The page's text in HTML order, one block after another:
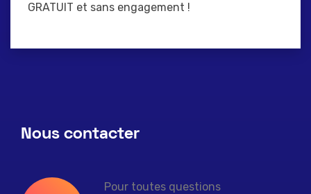
GRATUIT et sans engagement !
Nous contacter
Pour toutes questions